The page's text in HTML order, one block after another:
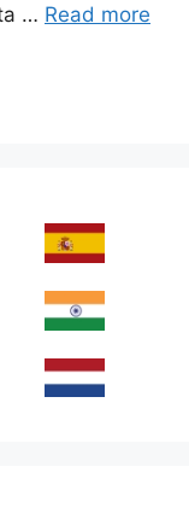
… Read more